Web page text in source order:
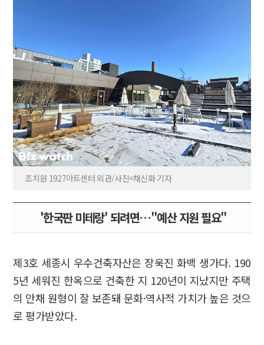
조치원 1927아트센터 외관/사진=채신화 기자
'한국판 미테랑' 되려면…"예산 지원 필요"
제3호 세종시 우수건축자산은 장욱진 화백 생가다. 190
5년 세워진 한옥으로 건축한 지 120년이 지났지만 주택
의 안채 원형이 잘 보존돼 문화·역사적 가치가 높은 것으
로 평가받았다.